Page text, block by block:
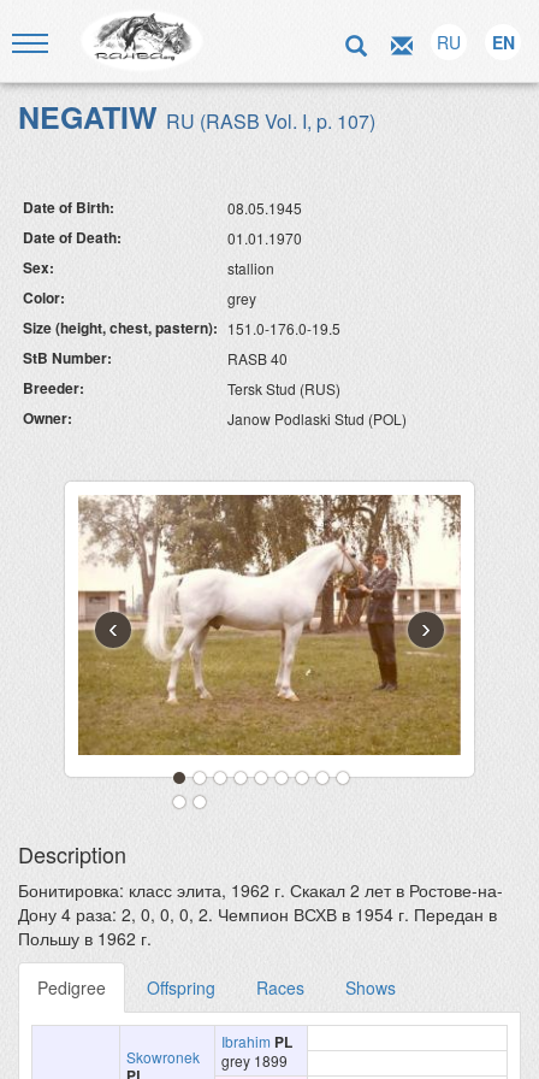
RU EN
NEGATIW RU (RASB Vol. I, p. 107)
Date of Birth: 08.05.1945
Date of Death: 01.01.1970
Sex: stallion
Color: grey
Size (height, chest, pastern): 151.0-176.0-19.5
StB Number: RASB 40
Breeder: Tersk Stud (RUS)
Owner: Janow Podlaski Stud (POL)
‹ ›
Description
Бонитировка: класс элита, 1962 г. Скакал 2 лет в Ростове-на-
Дону 4 раза: 2, 0, 0, 0, 2. Чемпион ВСХВ в 1954 г. Передан в
Польшу в 1962 г.
Pedigree Offspring Races Shows
Skowronek
Ibrahim PL
grey 1899